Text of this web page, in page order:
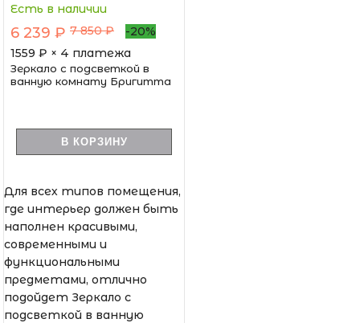
Есть в наличии
6 239 ₽ 7 850 ₽
-20%
1559 ₽ × 4 платежа
Зеркало с подсветкой в
ванную комнату Бригитта
В КОРЗИНУ
Для всех типов помещения,
где интерьер должен быть
наполнен красивыми,
современными и
функциональными
предметами, отлично
подойдет Зеркало с
подсветкой в ванную